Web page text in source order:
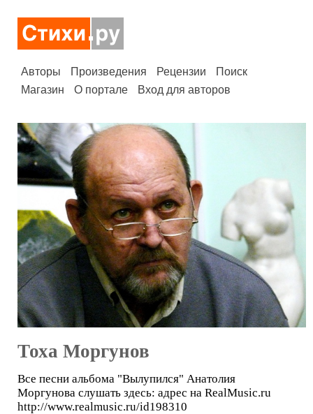
Авторы Произведения Рецензии
Поиск
Магазин
О портале Вход для авторов
Тоха Моргунов
Все песни альбома "Вылупился" Анатолия
Моргунова слушать здесь: адрес на RealMusic.ru
http://www.realmusic.ru/id198310